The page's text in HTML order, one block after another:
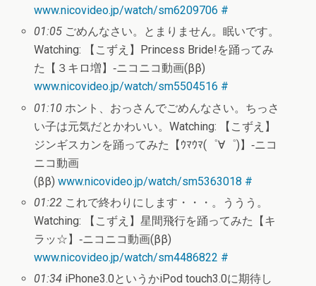
www.nicovideo.jp/watch/sm6209706 #
01:05 ごめんなさい。とまりません。眠いです。
Watching: 【こずえ】Princess Bride!を踊ってみ
た【３キロ増】‐ニコニコ動画(ββ)
www.nicovideo.jp/watch/sm5504516 #
01:10 ホント、おっさんでごめんなさい。ちっさ
い子は元気だとかわいい。Watching: 【こずえ】
ジンギスカンを踊ってみた【ｳﾏｳﾏ(゜∀゜)】‐ニコ
ニコ動画
(ββ)www.nicovideo.jp/watch/sm5363018 #
01:22 これで終わりにします・・・。ううう。
Watching: 【こずえ】星間飛行を踊ってみた【キ
ラッ☆】‐ニコニコ動画(ββ)
www.nicovideo.jp/watch/sm4486822 #
01:34 iPhone3.0というかiPod touch3.0に期待し